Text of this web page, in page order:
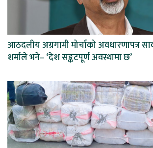
आठदलीय अग्रगामी मोर्चाको अवधारणापत्र
शर्माले भने– ‘देश सङ्कटपूर्ण अवस्थामा छ’